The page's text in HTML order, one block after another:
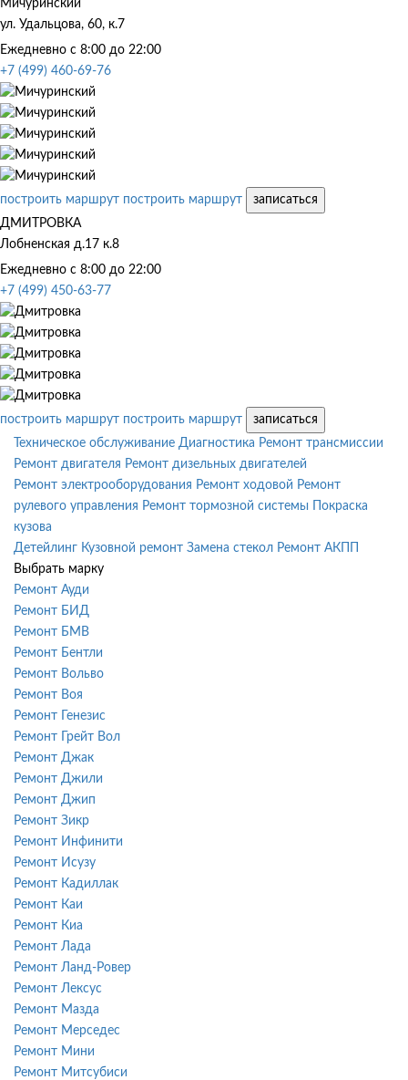
Мичуринский
ул. Удальцова, 60, к.7
Ежедневно с 8:00 до 22:00
+7 (499) 460-69-76
построить маршрут построить маршрут
записаться
ДМИТРОВКА
Лобненская д.17 к.8
Ежедневно с 8:00 до 22:00
+7 (499) 450-63-77
построить маршрут построить маршрут
записаться
Техническое обслуживание Диагностика Ремонт трансмиссии
Ремонт двигателя Ремонт дизельных двигателей
Ремонт электрооборудования Ремонт ходовой Ремонт
рулевого управления Ремонт тормозной системы
Покраска
кузова
Детейлинг Кузовной ремонт Замена стекол Ремонт АКПП
Выбрать марку
Ремонт Ауди
Ремонт БИД
Ремонт БМВ
Ремонт Бентли
Ремонт Вольво
Ремонт Воя
Ремонт Генезис
Ремонт Грейт Вол
Ремонт Джак
Ремонт Джили
Ремонт Джип
Ремонт Зикр
Ремонт Инфинити
Ремонт Исузу
Ремонт Кадиллак
Ремонт Каи
Ремонт Киа
Ремонт Лада
Ремонт Ланд-Ровер
Ремонт Лексус
Ремонт Мазда
Ремонт Мерседес
Ремонт Мини
Ремонт Митсубиси